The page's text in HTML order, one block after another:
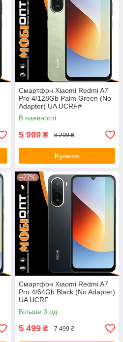
Смартфон Xiaomi Redmi A7
Pro 4/128Gb Palm Green (No
Adapter) UA UCRF#
В наявності
5 999 ₴ 8 299 ₴
Купити
–27%
Смартфон Xiaomi Redmi A7
Pro 4/64Gb Black (No Adapter)
UA UCRF
Більше 3 од.
5 499 ₴ 7 499 ₴